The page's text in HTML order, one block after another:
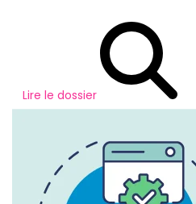
Lire le dossier